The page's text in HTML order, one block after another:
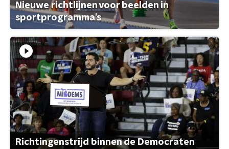
Nieuwe richtlijnen voor beelden in
sportprogramma's
Richtingenstrijd binnen de Democraten